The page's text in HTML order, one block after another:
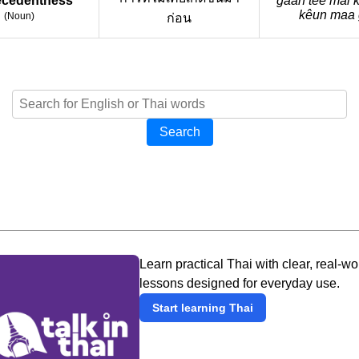
(Noun)
ก่อน
kêun maa
Search
Learn practical Thai with clear, real-
lessons designed for everyday use.
Start learning Thai